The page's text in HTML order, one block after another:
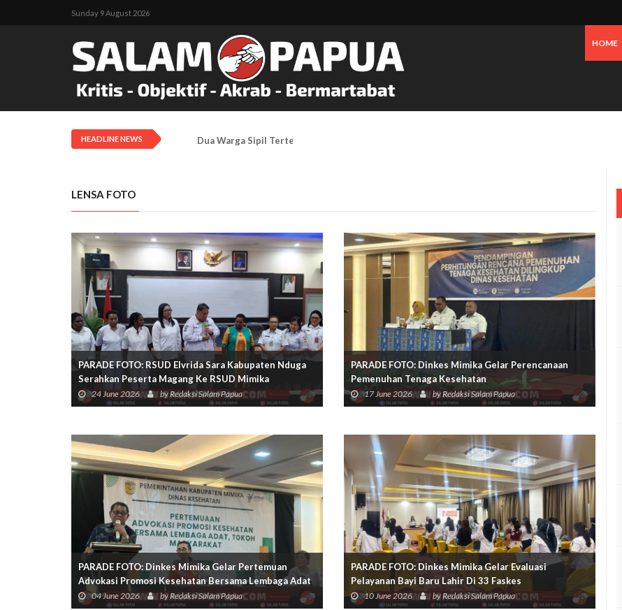
Sunday 9 August 2026
HOME
HEADLINE NEWS Dua Warga Sipil Tertembak Saat Festival Budaya Lembah Baliem Di Jayawijaya
LENSA FOTO
PARADE FOTO: RSUD Elvrida Sara Kabupaten Nduga
Serahkan Peserta Magang Ke RSUD Mimika
24 June 2026 by Redaksi Salam Papua
PARADE FOTO: Dinkes Mimika Gelar Perencanaan
Pemenuhan Tenaga Kesehatan
17 June 2026 by Redaksi Salam Papua
PARADE FOTO: Dinkes Mimika Gelar Pertemuan
Advokasi Promosi Kesehatan Bersama Lembaga Adat
Dan Tokoh Masyarakat
04 June 2026 by Redaksi Salam Papua
PARADE FOTO: Dinkes Mimika Gelar Evaluasi
Pelayanan Bayi Baru Lahir Di 33 Faskes
10 June 2026 by Redaksi Salam Papua